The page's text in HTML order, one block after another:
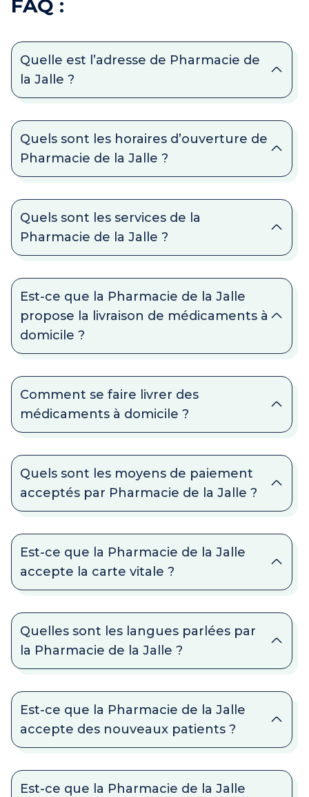
FAQ :
Quelle est l’adresse de Pharmacie de
la Jalle ?
Quels sont les horaires d’ouverture de
Pharmacie de la Jalle ?
Quels sont les services de la
Pharmacie de la Jalle ?
Est-ce que la Pharmacie de la Jalle
propose la livraison de médicaments à
domicile ?
Comment se faire livrer des
médicaments à domicile ?
Quels sont les moyens de paiement
acceptés par Pharmacie de la Jalle ?
Est-ce que la Pharmacie de la Jalle
accepte la carte vitale ?
Quelles sont les langues parlées par
la Pharmacie de la Jalle ?
Est-ce que la Pharmacie de la Jalle
accepte des nouveaux patients ?
Est-ce que la Pharmacie de la Jalle